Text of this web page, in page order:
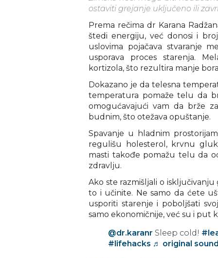
ostaviti grejanje uključeno ili
Prema rečima dr Karana
štedi energiju, već donosi i
uslovima pojačava stvaranje
usporava proces starenja.
kortizola, što rezultira manje
Dokazano je da telesna
temperatura pomaže telu da
omogućavajući vam da brže
budnim, što otežava opuštanje.
Spavanje u hladnim
regulišu holesterol, krvnu
masti takođe pomažu telu da
zdravlju.
Ako ste razmišljali o
to i učinite. Ne samo da ćete
usporiti starenje i poboljšati
samo ekonomičnije, već su i put
@dr.karanr Sleep cold!
#lifehacks ♬ original